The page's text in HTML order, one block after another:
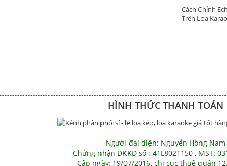
Cách Chỉnh
Trên Loa
HÌNH THỨC THANH TOÁN
Người đại diện: Nguyễn Hồng Nam
Chứng nhận ĐKKD số : 41L8021150 , MST:
Cấp ngày: 19/07/2016, chi cục thuế quận